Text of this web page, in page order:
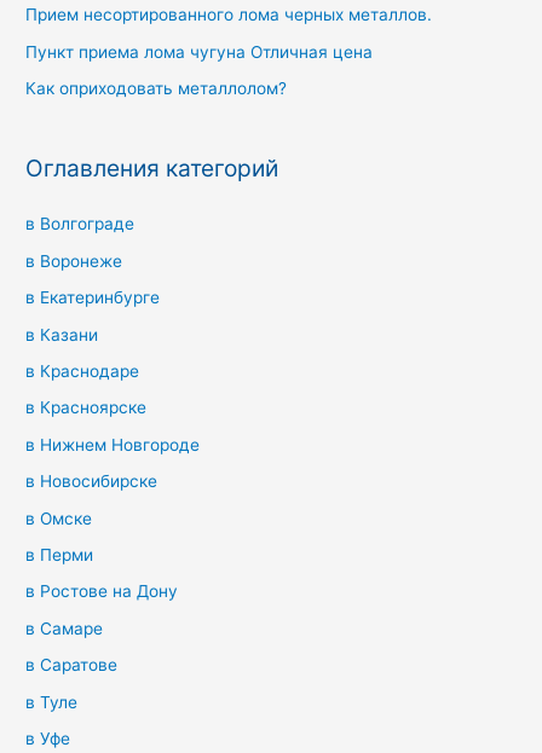
Прием несортированного лома черных металлов.
Пункт приема лома чугуна Отличная цена
Как оприходовать металлолом?
Оглавления категорий
в Волгограде
в Воронеже
в Екатеринбурге
в Казани
в Краснодаре
в Красноярске
в Нижнем Новгороде
в Новосибирске
в Омске
в Перми
в Ростове на Дону
в Самаре
в Саратове
в Туле
в Уфе